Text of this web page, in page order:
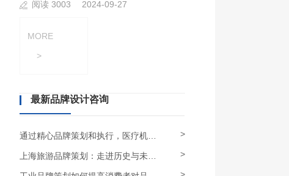
阅读 3003
2024-09-27
MORE
>
最新品牌设计咨询
>
>
>